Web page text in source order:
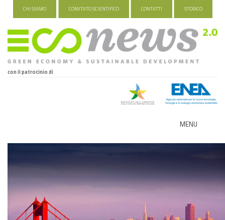
CHI SIAMO COMITATO SCIENTIFICO CONTATTI STORICO
con il patrocinio di
MENU
ECO-NOMY
INDUSTRIA VERDE
FOOD&TRAVEL
HEALTH&WELLNESS